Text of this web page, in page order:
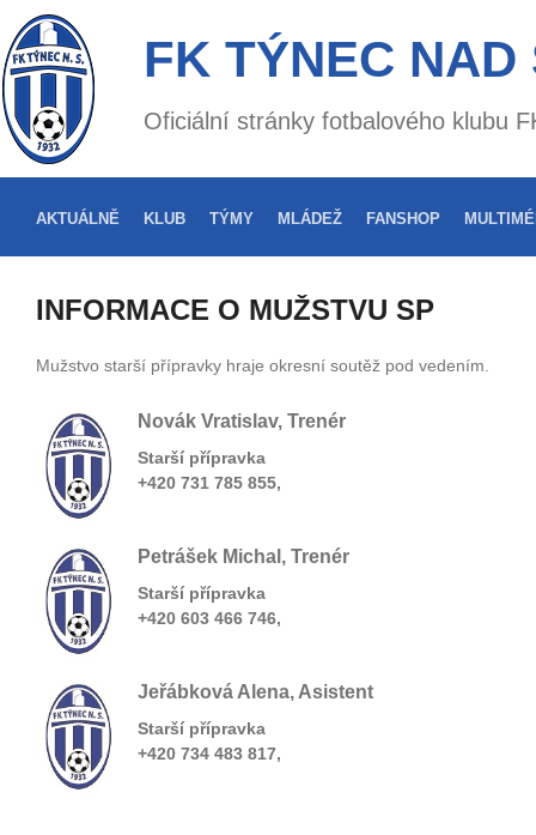
FK TÝNEC NAD
Oficiální stránky fotbalového klubu
AKTUÁLNĚ KLUB TÝMY MLÁDEŽ FANSHOP
INFORMACE O MUŽSTVU SP
Mužstvo starší přípravky hraje okresní soutěž pod vedením.
Novák Vratislav, Trenér
Starší přípravka
+420 731 785 855,
Petrášek Michal, Trenér
Starší přípravka
+420 603 466 746,
Jeřábková Alena, Asistent
Starší přípravka
+420 734 483 817,